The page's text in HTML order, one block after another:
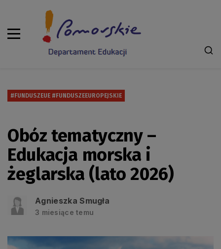
#FUNDUSZEUE #FUNDUSZEEUROPEJSKIE
Obóz tematyczny –
Edukacja morska i
żeglarska (lato 2026)
Agnieszka Smugła
3 miesiące temu